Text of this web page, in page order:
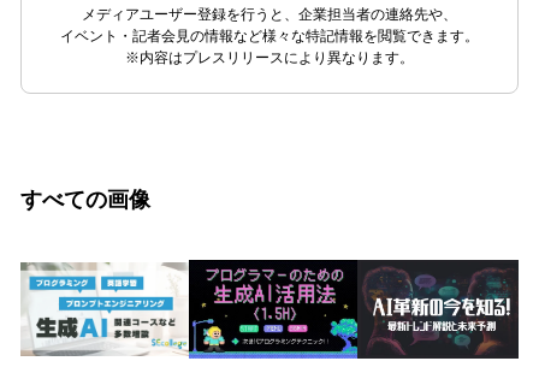
メディアユーザー登録を行うと、企業担当者の連絡先や、
イベント・記者会見の情報など様々な特記情報を閲覧できます。
※内容はプレスリリースにより異なります。
すべての画像